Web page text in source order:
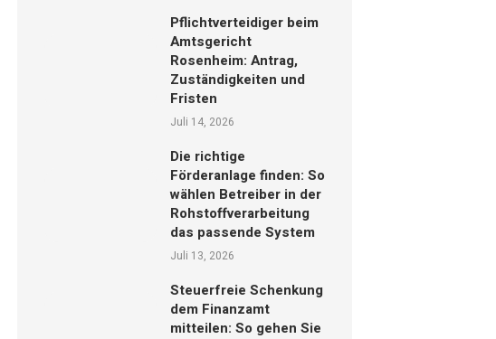
Pflichtverteidiger beim
Amtsgericht
Rosenheim: Antrag,
Zuständigkeiten und
Fristen
Juli 14, 2026
Die richtige
Förderanlage finden: So
wählen Betreiber in der
Rohstoffverarbeitung
das passende System
Juli 13, 2026
Steuerfreie Schenkung
dem Finanzamt
mitteilen: So gehen Sie